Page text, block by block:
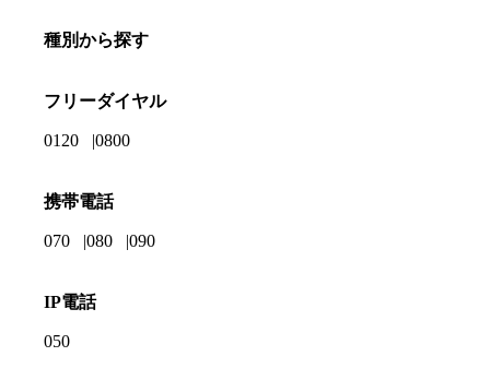
種別から探す
フリーダイヤル
0120 0800
携帯電話
070 080 090
IP電話
050